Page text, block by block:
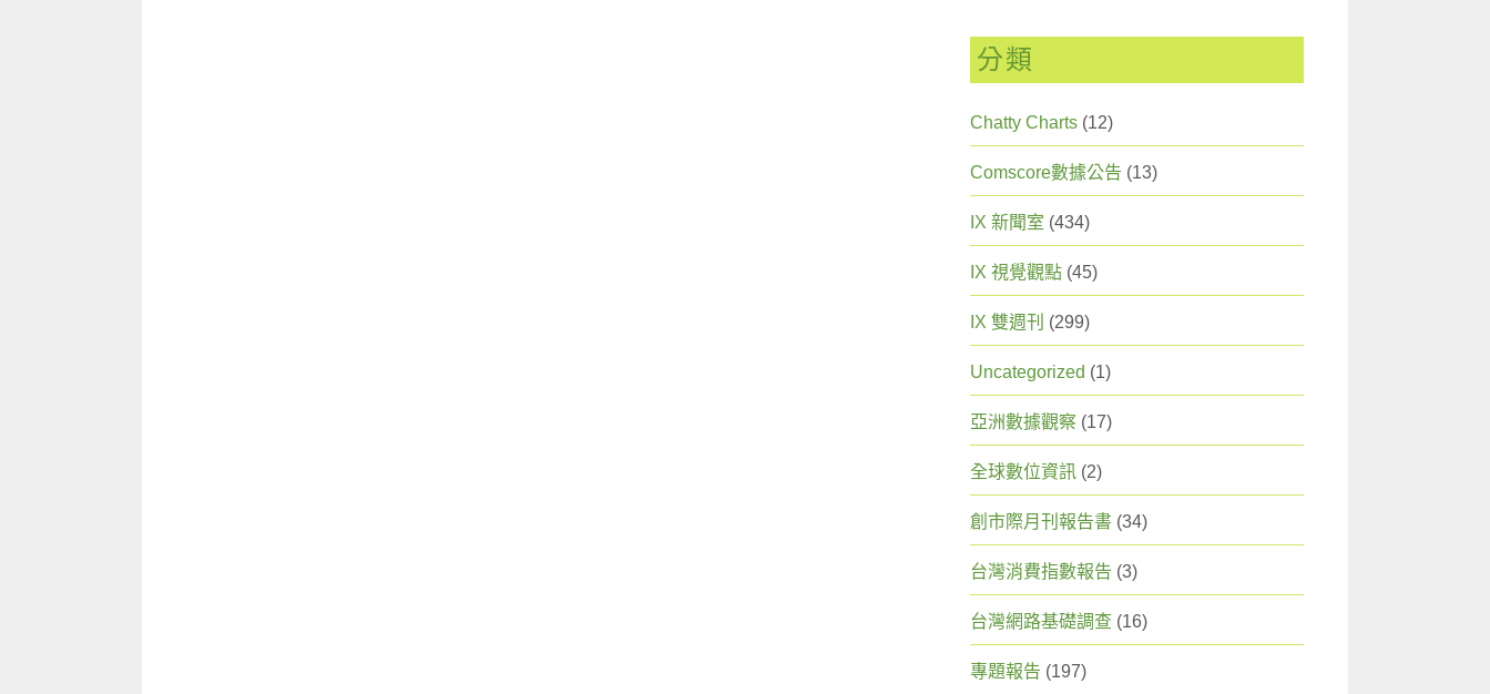
分類
Chatty Charts (12)
Comscore數據公告 (13)
IX 新聞室 (434)
IX 視覺觀點 (45)
IX 雙週刊 (299)
Uncategorized (1)
亞洲數據觀察 (17)
全球數位資訊 (2)
創市際月刊報告書 (34)
台灣消費指數報告 (3)
台灣網路基礎調查 (16)
專題報告 (197)